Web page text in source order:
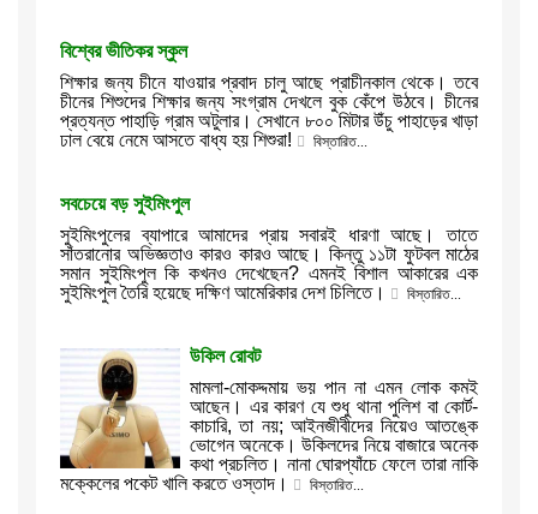
বিশ্বের ভীতিকর স্কুল
শিক্ষার জন্য চীনে যাওয়ার প্রবাদ চালু আছে প্রাচীনকাল থেকে। তবে
চীনের শিশুদের শিক্ষার জন্য সংগ্রাম দেখলে বুক কেঁপে উঠবে। চীনের
প্রত্যন্ত পাহাড়ি গ্রাম অটুলার। সেখানে ৮০০ মিটার উঁচু পাহাড়ের খাড়া
ঢাল বেয়ে নেমে আসতে বাধ্য হয় শিশুরা!
বিস্তারিত...
সবচেয়ে বড় সুইমিংপুল
সুইমিংপুলের ব্যাপারে আমাদের প্রায় সবারই ধারণা আছে। তাতে
সাঁতরানোর অভিজ্ঞতাও কারও কারও আছে। কিন্তু ১১টা ফুটবল মাঠের
সমান সুইমিংপুল কি কখনও দেখেছেন? এমনই বিশাল আকারের এক
সুইমিংপুল তৈরি হয়েছে দক্ষিণ আমেরিকার দেশ চিলিতে।
বিস্তারিত...
উকিল রোবট
মামলা-মোকদ্দমায় ভয় পান না এমন লোক কমই
আছেন। এর কারণ যে শুধু থানা পুলিশ বা কোর্ট-
কাচারি, তা নয়; আইনজীবীদের নিয়েও আতঙ্কে
ভোগেন অনেকে। উকিলদের নিয়ে বাজারে অনেক
কথা প্রচলিত। নানা ঘোরপ্যাঁচে ফেলে তারা নাকি
মক্কেলের পকেট খালি করতে ওস্তাদ।
বিস্তারিত...